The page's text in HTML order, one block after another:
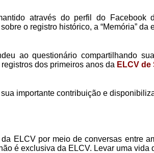
através do perfil do Facebook
o registro histórico, a “Memória”
ao questionário compartilhando
dos primeiros anos da ELCV
importante contribuição e
ELCV por meio de conversas entre
é exclusiva da ELCV. Levar uma